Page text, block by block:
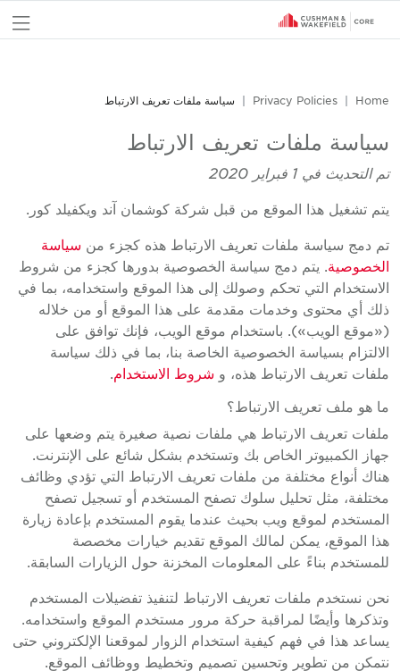
Home
Privacy Policies سياسة ملفات تعريف الارتباط
سياسة ملفات تعريف الارتباط
تم التحديث في 1 فبراير 2020
يتم تشغيل هذا الموقع من قبل شركة كوشمان آند ويكفيلد كور.
تم دمج سياسة ملفات تعريف الارتباط هذه كجزء من سياسة
الخصوصية. يتم دمج سياسة الخصوصية بدورها كجزء من شروط
الاستخدام التي تحكم وصولك إلى هذا الموقع واستخدامه، بما في
ذلك أي محتوى وخدمات مقدمة على هذا الموقع أو من خلاله
(«موقع الويب»). باستخدام موقع الويب، فإنك توافق على
الالتزام بسياسة الخصوصية الخاصة بنا، بما في ذلك سياسة
ملفات تعريف الارتباط هذه، و شروط الاستخدام.
ما هو ملف تعريف الارتباط؟
ملفات تعريف الارتباط هي ملفات نصية صغيرة يتم وضعها على
جهاز الكمبيوتر الخاص بك وتستخدم بشكل شائع على الإنترنت.
هناك أنواع مختلفة من ملفات تعريف الارتباط التي تؤدي وظائف
مختلفة، مثل تحليل سلوك تصفح المستخدم أو تسجيل تصفح
المستخدم لموقع ويب بحيث عندما يقوم المستخدم بإعادة زيارة
هذا الموقع، يمكن لمالك الموقع تقديم خيارات مخصصة
للمستخدم بناءً على المعلومات المخزنة حول الزيارات السابقة.
نحن نستخدم ملفات تعريف الارتباط لتنفيذ تفضيلات المستخدم
وتذكرها وأيضًا لمراقبة حركة مرور مستخدم الموقع واستخدامه.
يساعد هذا في فهم كيفية استخدام الزوار لموقعنا الإلكتروني حتى
نتمكن من تطوير وتحسين تصميم وتخطيط ووظائف الموقع.